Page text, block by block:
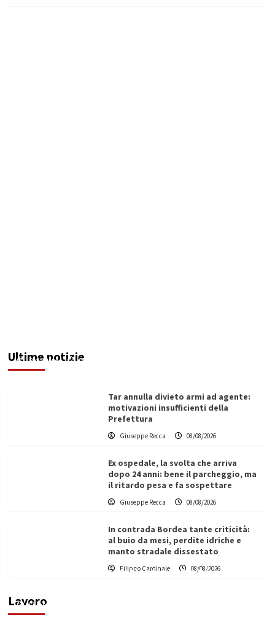
Ultime notizie
Redazione 08/08/2026
Tar annulla divieto armi ad agente:
motivazioni insufficienti della
Prefettura
Giuseppe Recca 08/08/2026
Ex ospedale, la svolta che arriva
dopo 24 anni: bene il parcheggio, ma
il ritardo pesa e fa sospettare
Giuseppe Recca 08/08/2026
In contrada Bordea tante criticità:
al buio da mesi, perdite idriche e
manto stradale dissestato
Filippo Cardinale 08/08/2026
Lavoro
L’ingegnere saccense Buscarnera partner chiave
di un progetto transnazionale per la transizione
Filippo Cardinale